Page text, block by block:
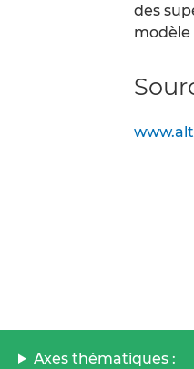
des
modèle
Axes thématiques :